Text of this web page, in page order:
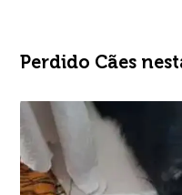
Perdido Cães